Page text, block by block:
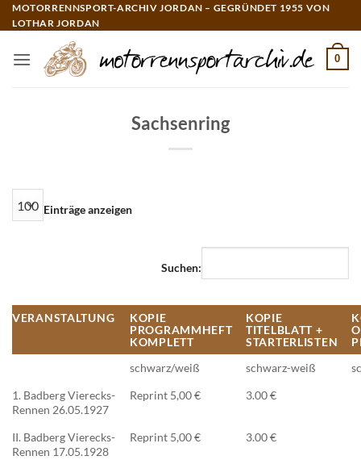
Zum
Inhalt
MOTORRENNSPORT-ARCHIV JORDAN – GEGRÜNDET 1955 VON
LOTHAR JORDAN
0
Sachsenring
Einträge anzeigen
Suchen:
VERANSTALTUNG
KOPIE
PROGRAMMHEFT
KOMPLETT
KOPIE
TITELBLATT +
STARTERLISTEN
schwarz/weiß
schwarz-weiß
1. Badberg Vierecks-
Rennen 26.05.1927
Reprint 5,00 € 3.00 €
II. Badberg Vierecks-
Rennen 17.05.1928
Reprint 5,00 € 3.00 €